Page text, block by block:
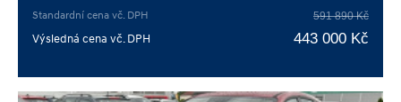
Standardní cena vč. DPH 591 890 Kč
Výsledná cena vč. DPH 443 000 Kč